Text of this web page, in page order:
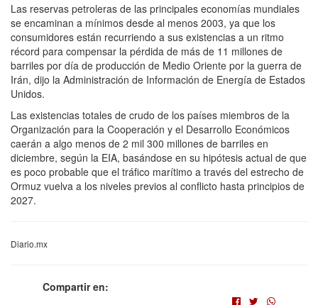
Las reservas petroleras de las principales economías mundiales
se encaminan a mínimos desde al menos 2003, ya que los
consumidores están recurriendo a sus existencias a un ritmo
récord para compensar la pérdida de más de 11 millones de
barriles por día de producción de Medio Oriente por la guerra de
Irán, dijo la Administración de Información de Energía de Estados
Unidos.
Las existencias totales de crudo de los países miembros de la
Organización para la Cooperación y el Desarrollo Económicos
caerán a algo menos de 2 mil 300 millones de barriles en
diciembre, según la EIA, basándose en su hipótesis actual de que
es poco probable que el tráfico marítimo a través del estrecho de
Ormuz vuelva a los niveles previos al conflicto hasta principios de
2027.
Diario.mx
Compartir en: